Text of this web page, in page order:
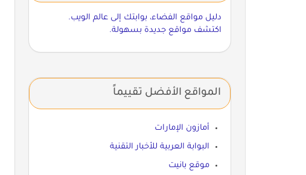
دليل مواقع الفضاء، بوابتك إلى عالم الويب.
اكتشف مواقع جديدة بسهولة.
المواقع الأفضل تقييماً
أمازون الإمارات
البوابة العربية للأخبار التقنية
موقع بانيت